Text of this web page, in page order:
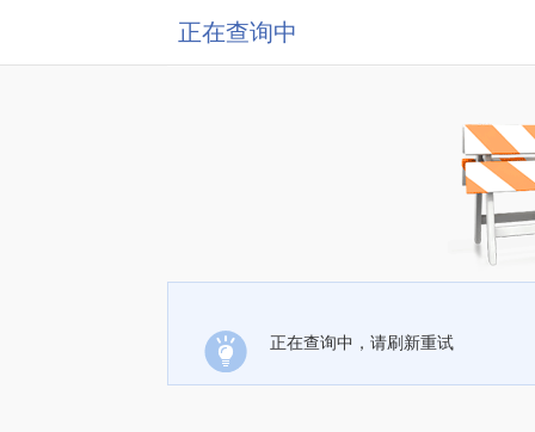
正在查询中
正在查询中，请刷新重试